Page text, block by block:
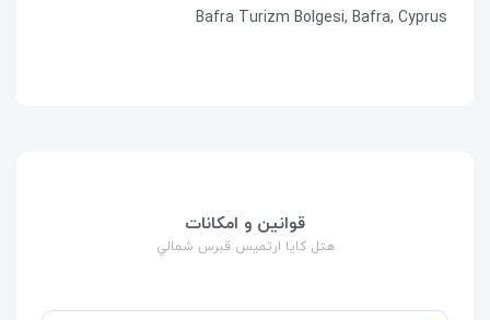
Bafra Turizm Bolgesi, Bafra, Cyprus
قوانین و امکانات
هتل كايا ارتميس قبرس شمالي